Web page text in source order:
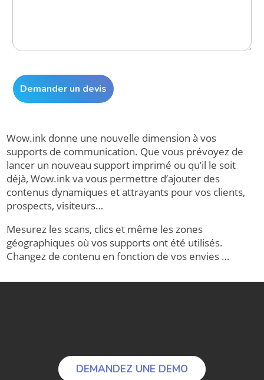
Wow.ink donne une nouvelle dimension à vos
supports de communication. Que vous prévoyez de
lancer un nouveau support imprimé ou qu’il le soit
déjà, Wow.ink va vous permettre d’ajouter des
contenus dynamiques et attrayants pour vos clients,
prospects, visiteurs…
Mesurez les scans, clics et même les zones
géographiques où vos supports ont été utilisés.
Changez de contenu en fonction de vos envies …
DEMANDEZ UNE DEMO